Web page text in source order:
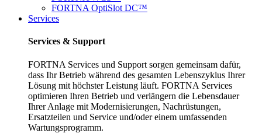
FORTNA OptiSlot DC™
Services
Services & Support
FORTNA Services und Support sorgen gemeinsam dafür,
dass Ihr Betrieb während des gesamten Lebenszyklus Ihrer
Lösung mit höchster Leistung läuft. FORTNA Services
optimieren Ihren Betrieb und verlängern die Lebensdauer
Ihrer Anlage mit Modernisierungen, Nachrüstungen,
Ersatzteilen und Service und/oder einem umfassenden
Wartungsprogramm.